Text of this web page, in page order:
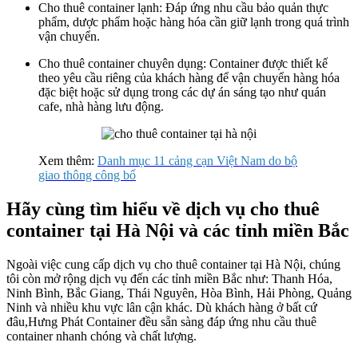
Cho thuê container lạnh: Đáp ứng nhu cầu bảo quản thực
phẩm, dược phẩm hoặc hàng hóa cần giữ lạnh trong quá trình
vận chuyển.
Cho thuê container chuyên dụng: Container được thiết kế
theo yêu cầu riêng của khách hàng để vận chuyển hàng hóa
đặc biệt hoặc sử dụng trong các dự án sáng tạo như quán
cafe, nhà hàng lưu động.
Xem thêm: Danh mục 11 cảng cạn Việt Nam do bộ
giao thông công bố
Hãy cùng tìm hiểu về dịch vụ cho thuê
container tại Hà Nội và các tỉnh miền Bắc
Ngoài việc cung cấp dịch vụ cho thuê container tại Hà Nội, chúng
tôi còn mở rộng dịch vụ đến các tỉnh miền Bắc như: Thanh Hóa,
Ninh Bình, Bắc Giang, Thái Nguyên, Hòa Bình, Hải Phòng, Quảng
Ninh và nhiều khu vực lân cận khác. Dù khách hàng ở bất cứ
đâu,Hưng Phát Container đều sẵn sàng đáp ứng nhu cầu thuê
container nhanh chóng và chất lượng.